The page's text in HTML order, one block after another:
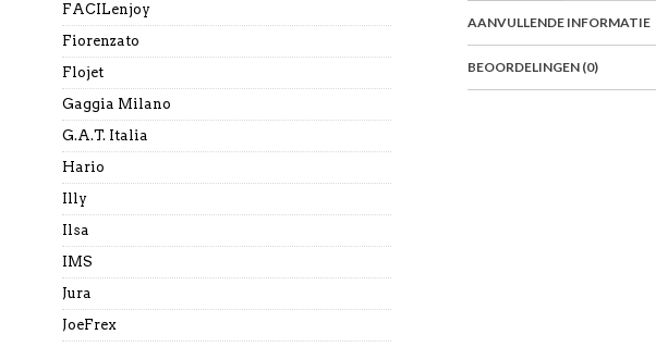
AANVULLENDE INFORMATIE
BEOORDELINGEN (0)
FACILenjoy
Fiorenzato
Flojet
Gaggia Milano
G.A.T. Italia
Hario
Illy
Ilsa
IMS
Jura
JoeFrex